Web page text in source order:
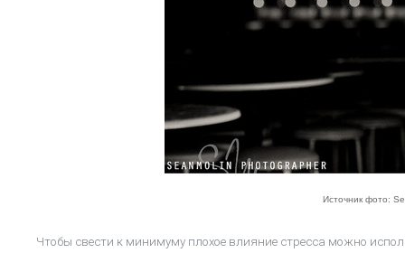
Источник фото:
Чтобы свести к минимуму плохое влияние стресса можно